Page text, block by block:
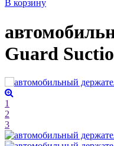
В корзину
Guard
1
2
3